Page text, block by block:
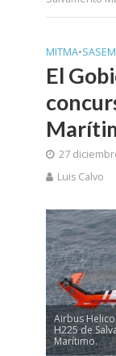
MITMA•
El
27
Luis Calvo
Airbus
H225 de
Marítimo.